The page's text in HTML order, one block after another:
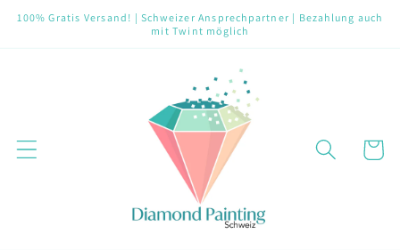
zum
100% Gratis Versand! | Schweizer Ansprechpartner | Bezahlung auch
mit Twint möglich